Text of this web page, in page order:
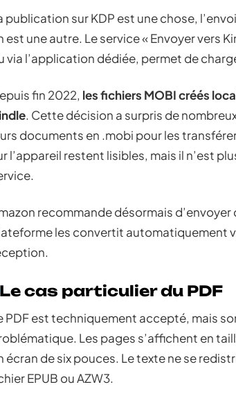
publication sur KDP est une chose,
est une autre. Le service « Envoyer vers
via l’application dédiée, permet de
fin 2022, les fichiers MOBI créés
. Cette décision a surpris de
documents en .mobi pour les
l’appareil restent lisibles, mais il n’est
recommande désormais d’envoyer
les convertit automatiquement
cas particulier du PDF
PDF est techniquement accepté, mais
Les pages s’affichent en
écran de six pouces. Le texte ne se
EPUB ou AZW3.